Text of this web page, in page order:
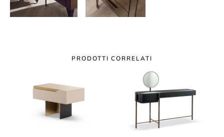
PRODOTTI CORRELATI